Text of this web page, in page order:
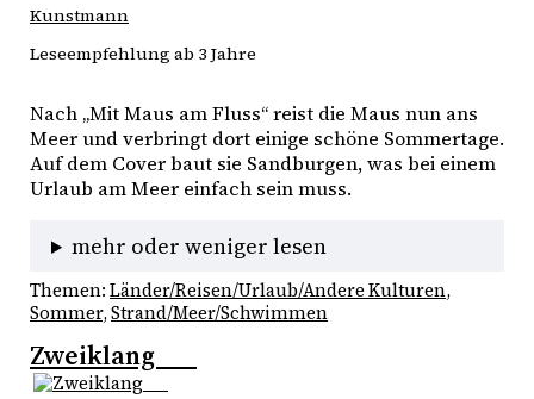
Kunstmann
Leseempfehlung ab 3 Jahre
Nach „Mit Maus am Fluss“ reist die Maus nun ans
Meer und verbringt dort einige schöne Sommertage.
Auf dem Cover baut sie Sandburgen, was bei einem
Urlaub am Meer einfach sein muss.
mehr oder weniger lesen
Themen: Länder/Reisen/Urlaub/Andere Kulturen
Sommer, Strand/Meer/Schwimmen
Zweiklang